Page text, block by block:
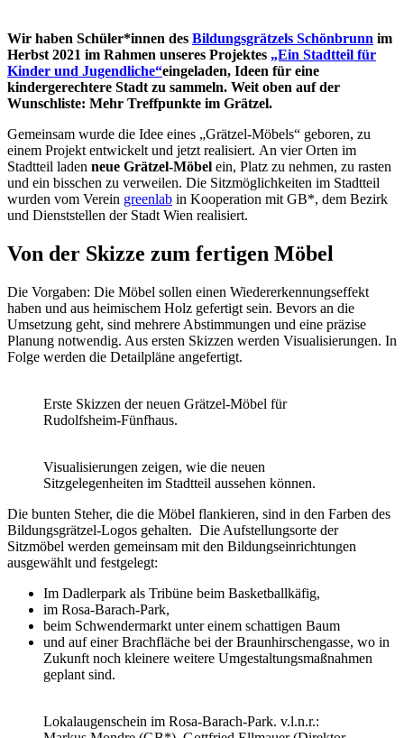
Wir haben Schüler*innen des Bildungsgrätzels Schönbrunn im
Herbst 2021 im Rahmen unseres Projektes „Ein Stadtteil für
Kinder und Jugendliche“eingeladen, Ideen für eine
kindergerechtere Stadt zu sammeln. Weit oben auf der
Wunschliste: Mehr Treffpunkte im Grätzel.
Gemeinsam wurde die Idee eines „Grätzel-Möbels“ geboren, zu
einem Projekt entwickelt und jetzt realisiert. An vier Orten im
Stadtteil laden neue Grätzel-Möbel ein, Platz zu nehmen, zu rasten
und ein bisschen zu verweilen. Die Sitzmöglichkeiten im Stadtteil
wurden vom Verein greenlab in Kooperation mit GB*, dem Bezirk
und Dienststellen der Stadt Wien realisiert.
Von der Skizze zum fertigen Möbel
Die Vorgaben: Die Möbel sollen einen Wiedererkennungseffekt
haben und aus heimischem Holz gefertigt sein. Bevors an die
Umsetzung geht, sind mehrere Abstimmungen und eine präzise
Planung notwendig. Aus ersten Skizzen werden Visualisierungen. In
Folge werden die Detailpläne angefertigt.
Erste Skizzen der neuen Grätzel-Möbel für
Rudolfsheim-Fünfhaus.
Visualisierungen zeigen, wie die neuen
Sitzgelegenheiten im Stadtteil aussehen können.
Die bunten Steher, die die Möbel flankieren, sind in den Farben des
Bildungsgrätzel-Logos gehalten. Die Aufstellungsorte der
Sitzmöbel werden gemeinsam mit den Bildungseinrichtungen
ausgewählt und festgelegt:
Im Dadlerpark als Tribüne beim Basketballkäfig,
im Rosa-Barach-Park,
beim Schwendermarkt unter einem schattigen Baum
und auf einer Brachfläche bei der Braunhirschengasse, wo in
Zukunft noch kleinere weitere Umgestaltungsmaßnahmen
geplant sind.
Lokalaugenschein im Rosa-Barach-Park. v.l.n.r.: